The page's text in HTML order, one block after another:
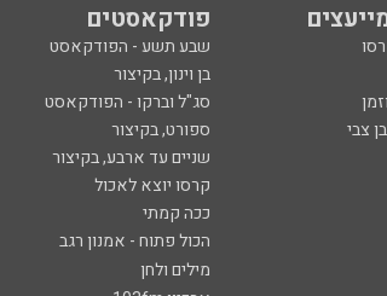
פודקאסטים
שבע תשע - הפודקאסט
בן וינון, בקיצור
סג"ל וברקו - הפודקאסט
צבי ספורט, בקיצור
שניים עד ארבע, בקיצור
קרסו יוצא לאכול
ככה קמתי
הכול פתוח - אמנון רגב
מילים ולחן